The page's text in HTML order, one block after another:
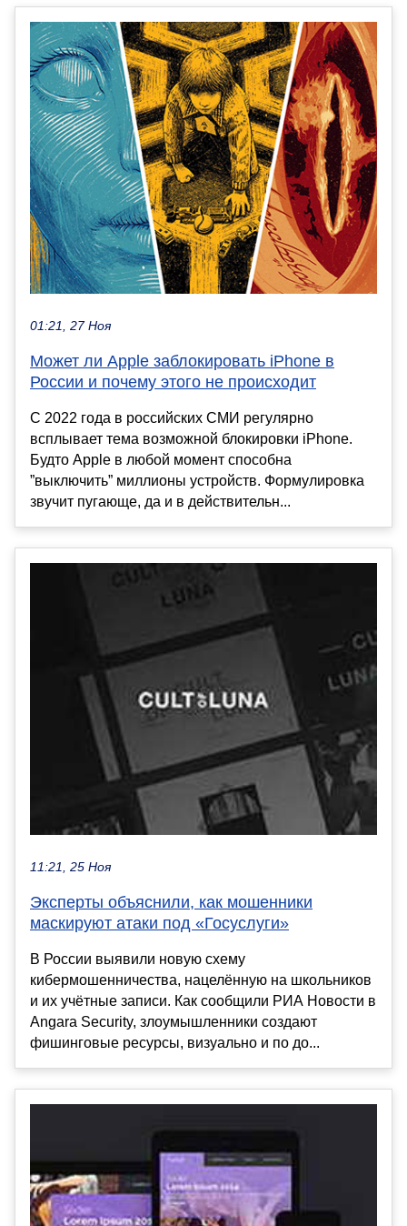
01:21, 27 Ноя
Может ли Apple заблокировать iPhone в
России и почему этого не происходит
С 2022 года в российских СМИ регулярно
всплывает тема возможной блокировки iPhone.
Будто Apple в любой момент способна
”выключить” миллионы устройств. Формулировка
звучит пугающе, да и в действительн...
11:21, 25 Ноя
Эксперты объяснили, как мошенники
маскируют атаки под «Госуслуги»
В России выявили новую схему
кибермошенничества, нацелённую на школьников
и их учётные записи. Как сообщили РИА Новости в
Angara Security, злоумышленники создают
фишинговые ресурсы, визуально и по до...